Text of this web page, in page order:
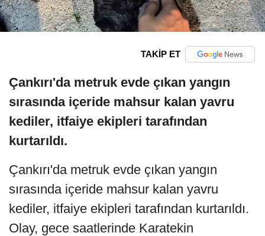
TAKİP ET
Çankırı'da metruk evde çıkan yangın
sırasında içeride mahsur kalan yavru
kediler, itfaiye ekipleri tarafından
kurtarıldı.
Çankırı'da metruk evde çıkan yangın
sırasında içeride mahsur kalan yavru
kediler, itfaiye ekipleri tarafından kurtarıldı.
Olay, gece saatlerinde Karatekin